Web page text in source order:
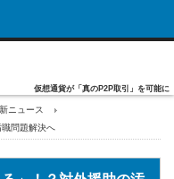
仮想通貨が「真のP2P取引」を可能に
ニュース
問題解決へ